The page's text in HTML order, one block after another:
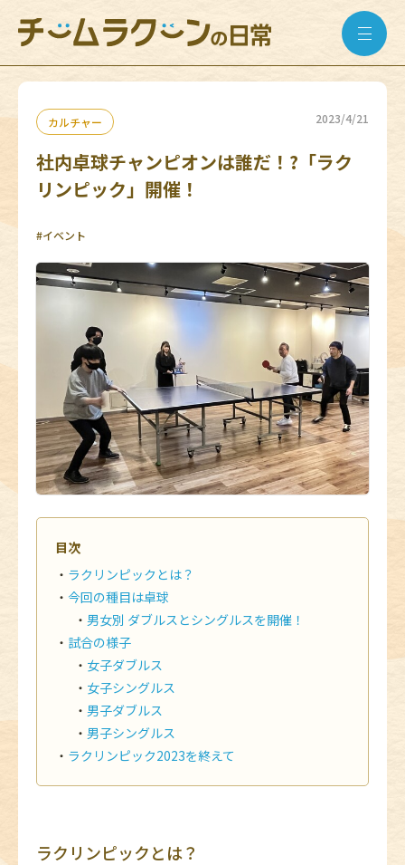
カルチャー 2023/4/21
社内卓球チャンピオンは誰だ！?「ラク
リンピック」開催！
#イベント
目次
ラクリンピックとは？
今回の種目は卓球
男女別 ダブルスとシングルスを開催！
試合の様子
女子ダブルス
女子シングルス
男子ダブルス
男子シングルス
ラクリンピック2023を終えて
ラクリンピックとは？